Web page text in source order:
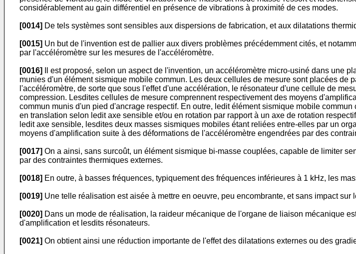
considérablement au gain différentiel en présence de vibrations à proximité de ces modes.
[0014] De tels systèmes sont sensibles aux dispersions de fabrication, et aux dilatations
[0015] Un but de l'invention est de pallier aux divers problèmes précédemment cités, et
par l'accéléromètre sur les mesures de l'accéléromètre.
[0016]
Il est proposé, selon un aspect de l'invention, un accéléromètre micro-usiné dans une
munies d'un élément sismique mobile commun. Les deux cellules de mesure sont placées
l'accéléromètre, de sorte que sous l'effet d'une accélération, le résonateur d'une cellule de
compression. Lesdites cellules de mesure comprennent respectivement des moyens
commun munis d'un pied d'ancrage respectif. En outre, ledit élément sismique mobile
en translation selon ledit axe sensible et/ou en rotation par rapport à un axe de rotation
ledit axe sensible, lesdites deux masses sismiques mobiles étant reliées entre-elles par un
moyens d'amplification suite à des déformations de l'accéléromètre engendrées par des
[0017] On a ainsi, sans surcoût, un élément sismique bi-masse couplées, capable de limiter
par des contraintes thermiques externes.
[0018] En outre, à basses fréquences, typiquement des fréquences inférieures à 1 kHz, les
[0019] Une telle réalisation est aisée à mettre en oeuvre, peu encombrante, et sans impact sur
[0020] Dans un mode de réalisation, la raideur mécanique de l'organe de liaison mécanique
d'amplification et lesdits résonateurs.
[0021] On obtient ainsi une réduction importante de l'effet des dilatations externes ou des